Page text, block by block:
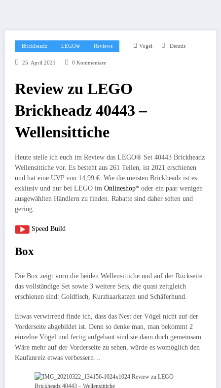
Brickheadz LEGO® Reviews Vogel Dennis
25. April 2021 0 Kommentare
Review zu LEGO
Brickheadz 40443 –
Wellensittiche
Heute stelle ich euch im Review das LEGO® Set 40443 Brickheadz
Wellensittiche vor. Es besteht aus 261 Teilen, ist 2021 erschienen
und hat eine UVP von 14,99 €. Wie die meisten Brickheadz ist es
exklusiv und nur bei LEGO im Onlineshop* oder ein paar wenigen
ausgewählten Händlern zu finden. Rabatte sind daher selten und
gering.
Speed Build
Box
Die Box zeigt vorn die beiden Wellensittiche und auf der Rückseite
das vollständige Set sowie 3 weitere Sets, die quasi zeitgleich
erschienen sind: Goldfisch, Kurzhaarkatzen und Schäferhund.
Etwas verwirrend finde ich, dass das Nest der Vögel nicht auf der
Vorderseite abgebildet ist. Denn so denke man, man bekommt 2
einzelne Vögel und fertig aufgebaut sind sie dann doch gemeinsam.
Wäre mehr auf der Vorderseite zu sehen, würde es womöglich den
Kaufanreiz etwas verbessern…